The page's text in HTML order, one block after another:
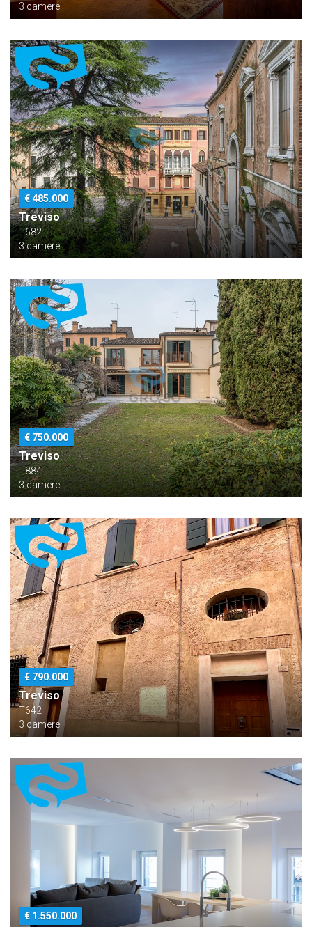
3 camere
€ 485.000
Treviso
T682
3 camere
€ 750.000
Treviso
T884
3 camere
€ 790.000
Treviso
T642
3 camere
€ 1.550.000